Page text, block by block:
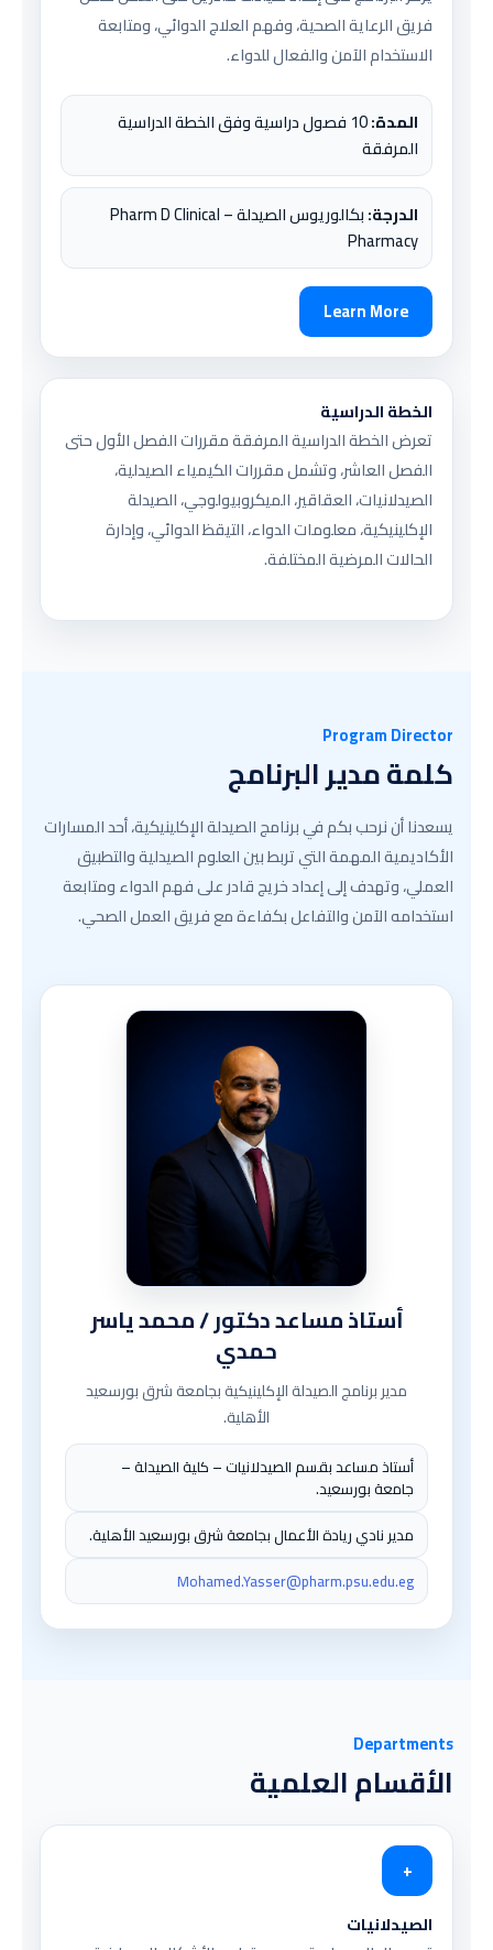
فريق الرعاية الصحية، وفهم العلاج الدوائي، ومتابعة
الاستخدام الآمن والفعال للدواء.
المدة:
10 فصول دراسية وفق الخطة الدراسية
المرفقة
الدرجة:
بكالوريوس الصيدلة – Pharm D Clinical
Pharmacy
Learn More
الخطة الدراسية
تعرض الخطة الدراسية المرفقة مقررات الفصل الأول حتى
الفصل العاشر، وتشمل مقررات الكيمياء الصيدلية،
الصيدلانيات، العقاقير، الميكروبيولوجي، الصيدلة
الإكلينيكية، معلومات الدواء، التيقظ الدوائي، وإدارة
الحالات المرضية المختلفة.
Program Director
كلمة مدير البرنامج
يسعدنا أن نرحب بكم في برنامج الصيدلة الإكلينيكية، أحد المسارات
الأكاديمية المهمة التي تربط بين العلوم الصيدلية والتطبيق
العملي، وتهدف إلى إعداد خريج قادر على فهم الدواء ومتابعة
استخدامه الآمن والتفاعل بكفاءة مع فريق العمل الصحي.
أستاذ مساعد دكتور / محمد ياسر
حمدي
مدير برنامج الصيدلة الإكلينيكية بجامعة شرق بورسعيد
الأهلية.
أستاذ مساعد بقسم الصيدلانيات – كلية الصيدلة –
جامعة بورسعيد.
مدير نادي ريادة الأعمال بجامعة شرق بورسعيد الأهلية.
Mohamed.Yasser@pharm.psu.edu.eg
Departments
الأقسام العلمية
+
الصيدلانيات